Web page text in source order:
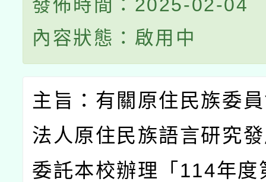
發佈時間：2025-02-04
內容狀態：啟用中
主旨：有關原住民族委
法人原住民族語言研究
委託本校辦理「 114年度